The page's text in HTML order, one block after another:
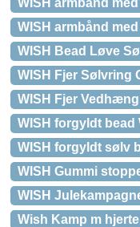
WISH armbånd
WISH armbånd
WISH Bead Løve
WISH Fjer Sølvring
WISH Fjer
WISH forgyldt bead
WISH forgyldt sølv
WISH Gummi
WISH
Wish Kamp m